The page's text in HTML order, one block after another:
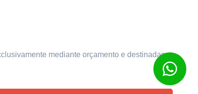
mediante orçamento e destinadas a